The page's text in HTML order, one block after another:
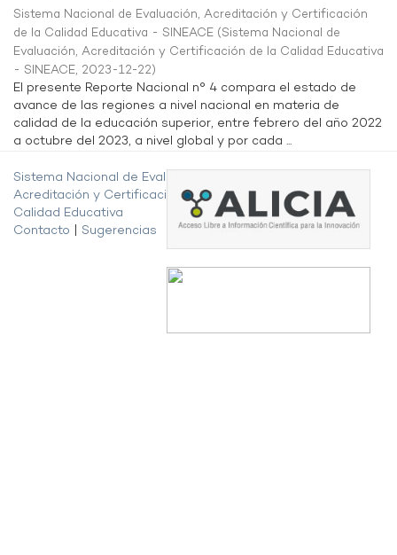
Sistema Nacional de Evaluación, Acreditación y Certificación
de la Calidad Educativa - SINEACE (Sistema Nacional de
Evaluación, Acreditación y Certificación de la Calidad Educativa
- SINEACE, 2023-12-22)
El presente Reporte Nacional n° 4 compara el estado de
avance de las regiones a nivel nacional en materia de
calidad de la educación superior, entre febrero del año 2022
a octubre del 2023, a nivel global y por cada ...
Sistema Nacional de Evaluación,
Acreditación y Certificación de la
Calidad Educativa
Contacto
Sugerencias